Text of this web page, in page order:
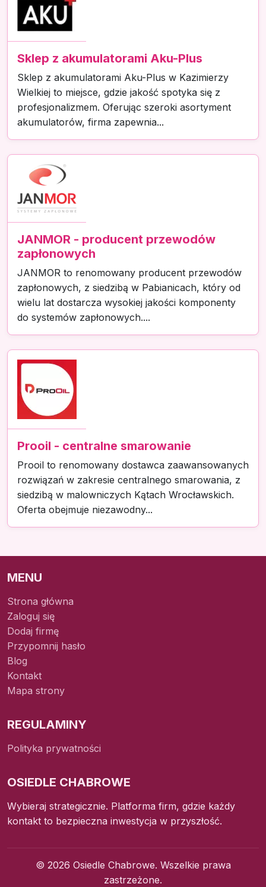
Sklep z akumulatorami Aku-Plus
Sklep z akumulatorami Aku-Plus w Kazimierzy
Wielkiej to miejsce, gdzie jakość spotyka się z
profesjonalizmem. Oferując szeroki asortyment
akumulatorów, firma zapewnia...
JANMOR - producent przewodów
zapłonowych
JANMOR to renomowany producent przewodów
zapłonowych, z siedzibą w Pabianicach, który od
wielu lat dostarcza wysokiej jakości komponenty
do systemów zapłonowych....
Prooil - centralne smarowanie
Prooil to renomowany dostawca zaawansowanych
rozwiązań w zakresie centralnego smarowania, z
siedzibą w malowniczych Kątach Wrocławskich.
Oferta obejmuje niezawodny...
MENU
Strona główna
Zaloguj się
Dodaj firmę
Przypomnij hasło
Blog
Kontakt
Mapa strony
REGULAMINY
Polityka prywatności
OSIEDLE CHABROWE
Wybieraj strategicznie. Platforma firm, gdzie każdy
kontakt to bezpieczna inwestycja w przyszłość.
© 2026 Osiedle Chabrowe. Wszelkie prawa
zastrzeżone.